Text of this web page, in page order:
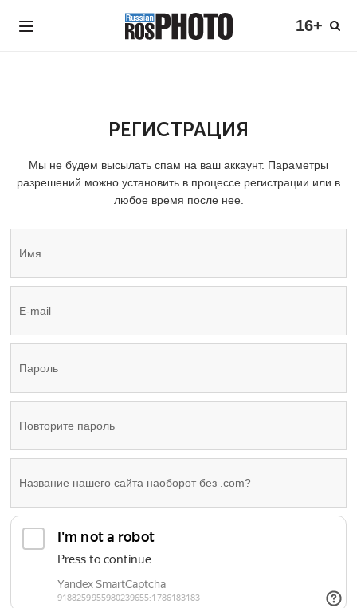
16+
РЕГИСТРАЦИЯ
Мы не будем высылать спам на ваш аккаунт. Параметры
разрешений можно установить в процессе регистрации или в
любое время после нее.